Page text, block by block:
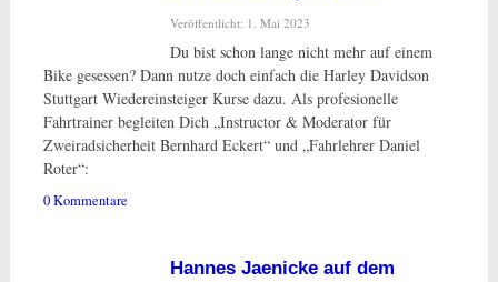
Veröffentlicht: 1. Mai 2023
Du bist schon lange nicht mehr auf einem
Bike gesessen? Dann nutze doch einfach die Harley Davidson
Stuttgart Wiedereinsteiger Kurse dazu. Als profesionelle
Fahrtrainer begleiten Dich „Instructor & Moderator für
Zweiradsicherheit Bernhard Eckert“ und „Fahrlehrer Daniel
Roter“:
0 Kommentare
Hannes Jaenicke auf dem